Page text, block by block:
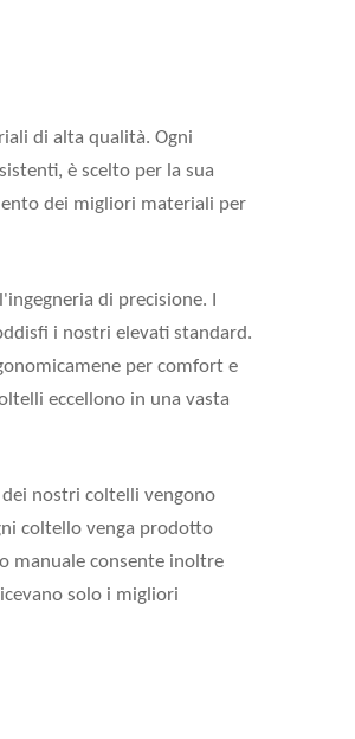
di alta qualità. Ogni
è scelto per la sua
dei migliori materiali per
di precisione. I
i nostri elevati standard.
per comfort e
eccellono in una vasta
nostri coltelli vengono
coltello venga prodotto
manuale consente inoltre
solo i migliori